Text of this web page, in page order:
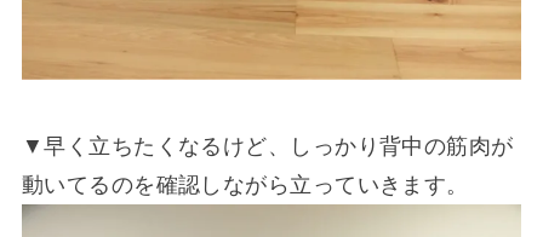
▼早く立ちたくなるけど、しっかり背中の筋肉が
動いてるのを確認しながら立っていきます。